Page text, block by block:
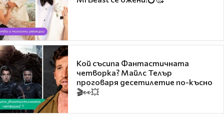
Кой съсипа Фантастичната
четворка? Майлс Телър
проговаря десетилетие по-късно
🎬👀💥